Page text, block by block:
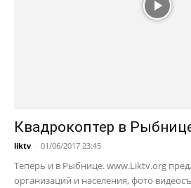
Квадрокоптер в
liktv - 01/06/2017 23:45
Теперь и в Рыбнице. www.Liktv.org
организаций и населения, фото